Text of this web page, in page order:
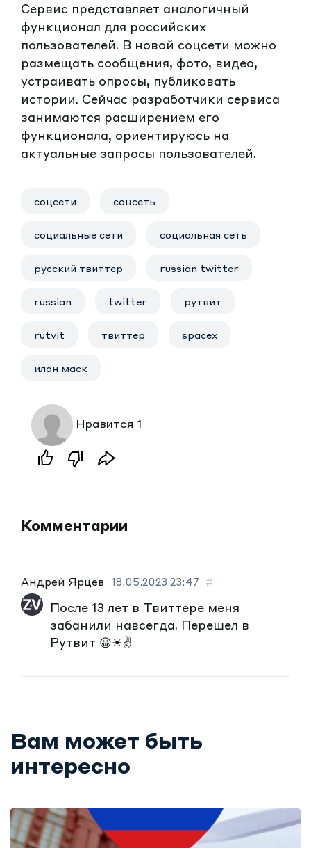
Сервис представляет аналогичный
функционал для российских
пользователей. В новой соцсети можно
размещать сообщения, фото, видео,
устраивать опросы, публиковать
истории. Сейчас разработчики сервиса
занимаются расширением его
функционала, ориентируюсь на
актуальные запросы пользователей.
соцсети соцсеть
социальные сети социальная сеть
русский твиттер russian twitter
russian twitter рутвит
rutvit твиттер spacex
илон маск
Нравится 1
Комментарии
Андрей Ярцев 18.05.2023 23:47 #
После 13 лет в Твиттере меня
забанили навсегда. Перешел в
Рутвит 😀☀✌
Вам может быть
интересно